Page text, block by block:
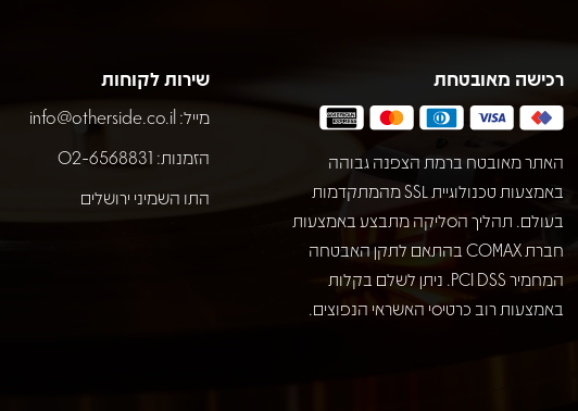
רכישה מאובטחת
האתר מאובטח ברמת הצפנה גבוהה
באמצעות טכנולוגיית SSL מהמתקדמות
בעולם. תהליך הסליקה מתבצע באמצעות
חברת COMAX בהתאם לתקן האבטחה
המחמיר PCI DSS. ניתן לשלם בקלות
באמצעות רוב כרטיסי האשראי הנפוצים.
שירות לקוחות
מייל: info@otherside.co.il
הזמנות: 02-6568831
התו השמיני ירושלים